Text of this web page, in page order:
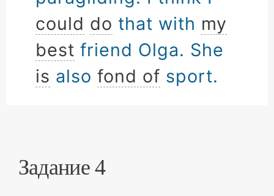
could do that with my
best friend Olga. She
is also fond of sport.
Задание 4